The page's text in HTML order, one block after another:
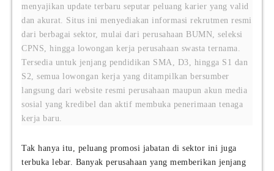
menyajikan update terbaru seputar peluang karier yang valid
dan akurat. Situs ini menyediakan informasi rekrutmen resmi
dari berbagai sektor, mulai dari perusahaan BUMN, seleksi
CPNS, hingga lowongan kerja perusahaan swasta ternama.
Tersedia untuk jenjang pendidikan SMA, D3, hingga S1 dan
S2, semua lowongan kerja yang ditampilkan bersumber
langsung dari website resmi perusahaan maupun akun media
sosial yang kredibel dan aktif membuka penerimaan tenaga
kerja baru.
Tak hanya itu, peluang promosi jabatan di sektor ini juga
terbuka lebar. Banyak perusahaan yang memberikan jenjang